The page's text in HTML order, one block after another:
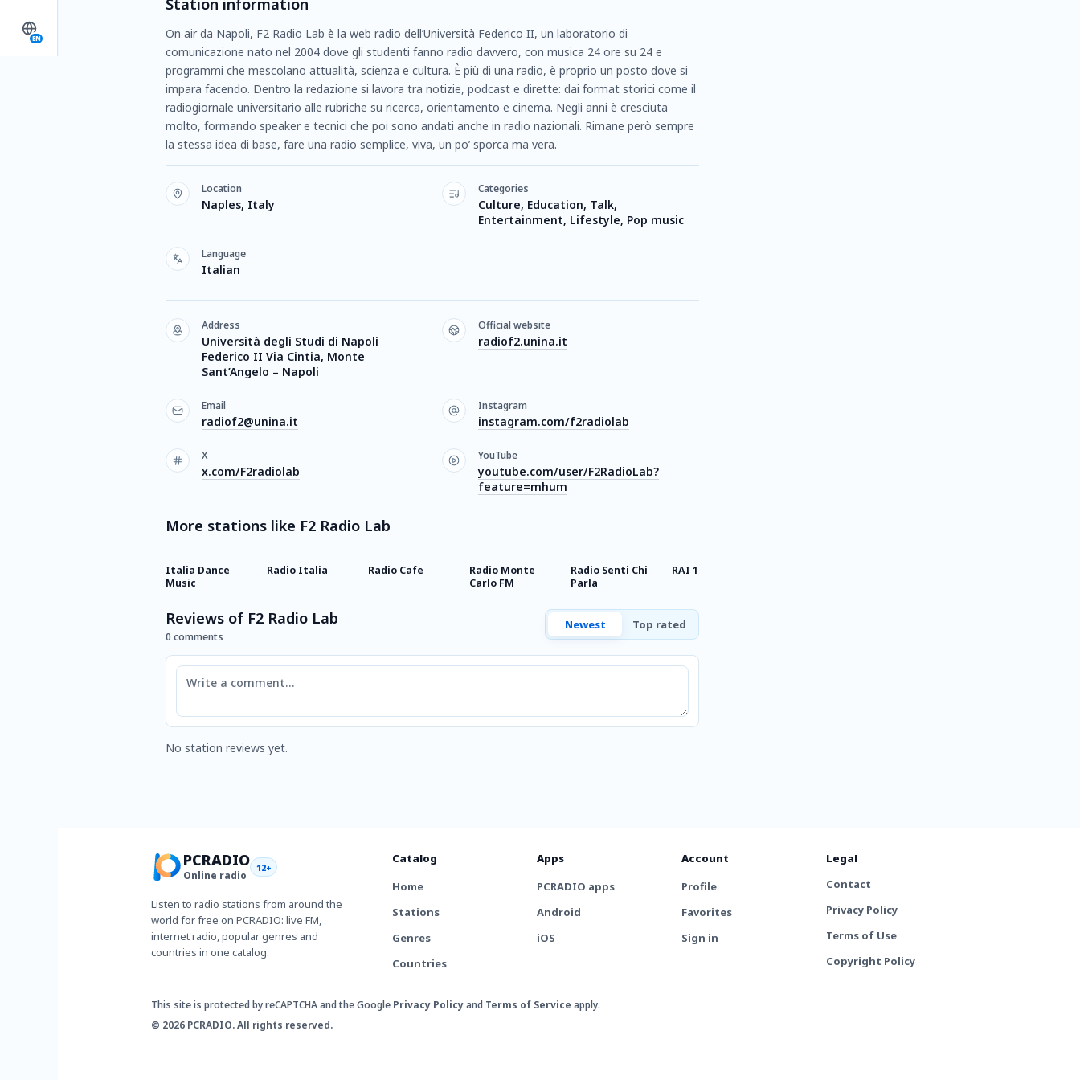
EN
Station information
On air da Napoli, F2 Radio Lab è la web radio dell’Università Federico II, un laboratorio di
comunicazione nato nel 2004 dove gli studenti fanno radio davvero, con musica 24 ore su 24 e
programmi che mescolano attualità, scienza e cultura. È più di una radio, è proprio un posto dove si
impara facendo. Dentro la redazione si lavora tra notizie, podcast e dirette: dai format storici come il
radiogiornale universitario alle rubriche su ricerca, orientamento e cinema. Negli anni è cresciuta
molto, formando speaker e tecnici che poi sono andati anche in radio nazionali. Rimane però sempre
la stessa idea di base, fare una radio semplice, viva, un po’ sporca ma vera.
Location
Naples, Italy
Categories
Culture, Education, Talk,
Entertainment, Lifestyle, Pop music
Language
Italian
Address
Università degli Studi di Napoli
Federico II Via Cintia, Monte
Sant’Angelo – Napoli
Official website
radiof2.unina.it
Email
radiof2@unina.it
Instagram
instagram.com/f2radiolab
X
x.com/F2radiolab
YouTube
youtube.com/user/F2RadioLab?
feature=mhum
More stations like F2 Radio Lab
Italia Dance
Music
Radio Italia Radio Cafe
Radio Monte
Carlo FM
Radio Senti Chi
Parla
RAI 1
Reviews of F2 Radio Lab
0 comments
Newest Top rated
Comment
No station reviews yet.
PCRADIO
Online radio
12+
Listen to radio stations from around the
world for free on PCRADIO: live FM,
internet radio, popular genres and
countries in one catalog.
Catalog
Home
Stations
Genres
Countries
Apps
PCRADIO apps
Android
iOS
Account
Profile
Favorites
Sign in
Legal
Contact
Privacy Policy
Terms of Use
Copyright Policy
This site is protected by reCAPTCHA and the Google Privacy Policyand Terms of Service apply.
© 2026 PCRADIO. All rights reserved.